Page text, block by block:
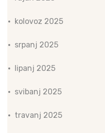
kolovoz 2025
srpanj 2025
lipanj 2025
svibanj 2025
travanj 2025